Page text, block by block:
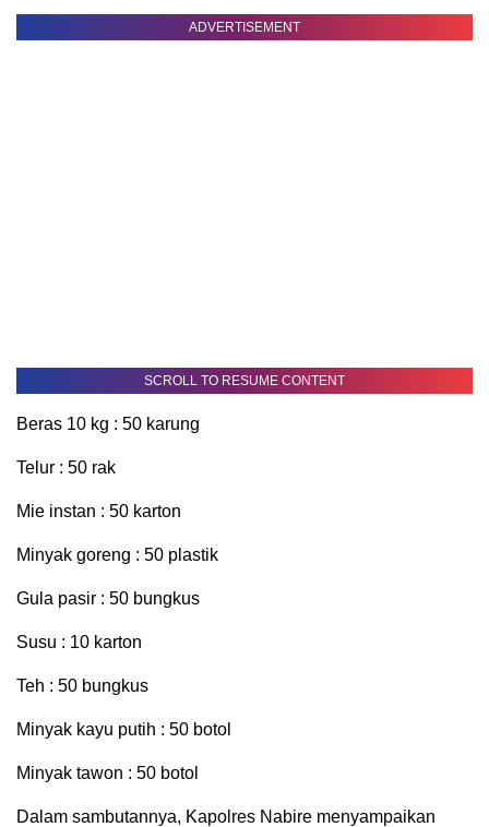
ADVERTISEMENT
SCROLL TO RESUME CONTENT
Beras 10 kg : 50 karung
Telur : 50 rak
Mie instan : 50 karton
Minyak goreng : 50 plastik
Gula pasir : 50 bungkus
Susu : 10 karton
Teh : 50 bungkus
Minyak kayu putih : 50 botol
Minyak tawon : 50 botol
Dalam sambutannya, Kapolres Nabire menyampaikan